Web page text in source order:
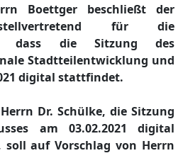
Boettger beschließt der
für die
dass die Sitzung des
Stadtteilentwicklung und
digital stattfindet.
Dr. Schülke, die Sitzung
am 03.02.2021 digital
auf Vorschlag von Herrn